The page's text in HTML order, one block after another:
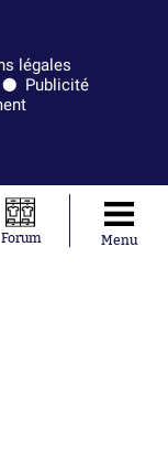
légales
Publicité
Forum Menu